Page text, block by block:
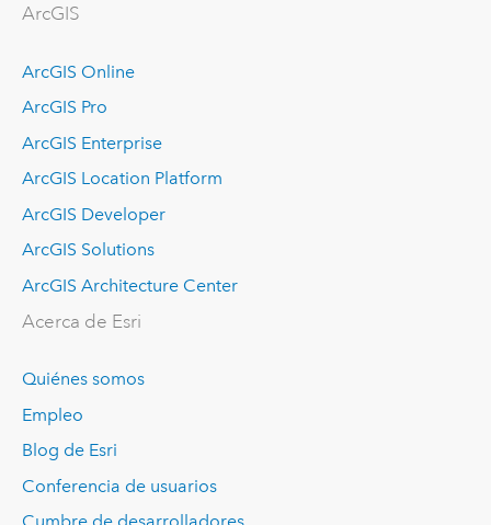
ArcGIS
ArcGIS Online
ArcGIS Pro
ArcGIS Enterprise
ArcGIS Location Platform
ArcGIS Developer
ArcGIS Solutions
ArcGIS Architecture Center
Acerca de Esri
Quiénes somos
Empleo
Blog de Esri
Conferencia de usuarios